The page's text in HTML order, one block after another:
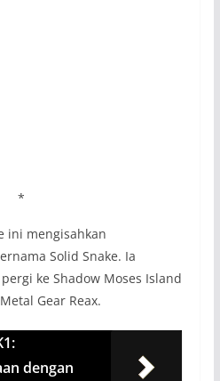
*
ini mengisahkan
Solid Snake. Ia
ke Shadow Moses Island
Gear Reax.
dengan